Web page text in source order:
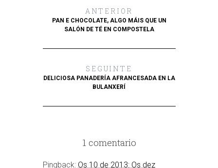
ANTERIOR
PAN E CHOCOLATE, ALGO MÁIS QUE UN
SALÓN DE TÉ EN COMPOSTELA
SEGUINTE
DELICIOSA PANADERÍA AFRANCESADA EN LA
BULANXERÍ
1 comentario
Pingback: Os 10 de 2013: Os dez